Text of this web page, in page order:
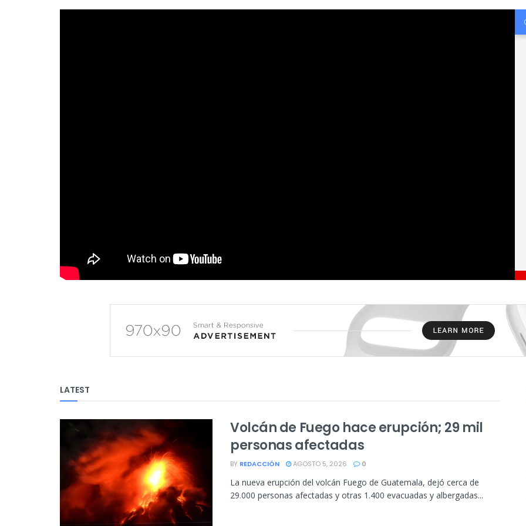
LATEST
Volcán de Fuego hace erupción; 29 mil
personas afectadas
BY REDACCIÓN AGOSTO 5, 2026 0
La nueva erupción del volcán Fuego de Guatemala, dejó cerca de
29.000 personas afectadas y otras 1.400 evacuadas y albergadas...